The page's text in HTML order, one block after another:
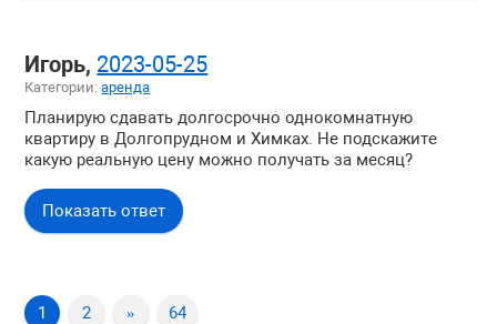
Игорь, 2023-05-25
Категории:аренда
Планирую сдавать долгосрочно однокомнатную
квартиру в Долгопрудном и Химках. Не подскажите
какую реальную цену можно получать за месяц?
Показать ответ
1 2 » 64